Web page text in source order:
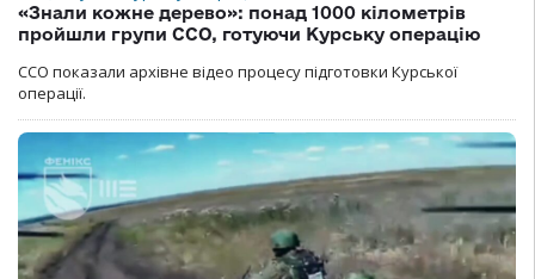
«Знали кожне дерево»: понад 1000 кілометрів
пройшли групи ССО, готуючи Курську операцію
ССО показали архівне відео процесу підготовки Курської
операції.